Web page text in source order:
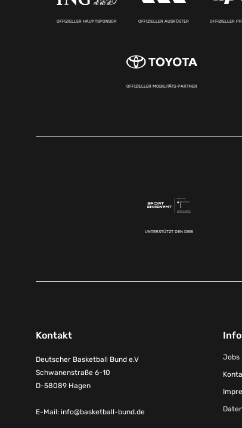
OFFIZIELLER HAUPTSPONSOR OFFIZIELLER AUSRÜSTER OFFIZIELLER
OFFIZIELLER MOBILITÄTS-PARTNER
UNTERSTÜTZT DEN DBB
Kontakt
Deutscher Basketball Bund e.V
Schwanenstraße 6-10
D-58089 Hagen
E-Mail: info@basketball-bund.de
Jobs